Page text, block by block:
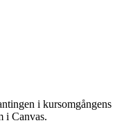
i kursomgångens
i Canvas.